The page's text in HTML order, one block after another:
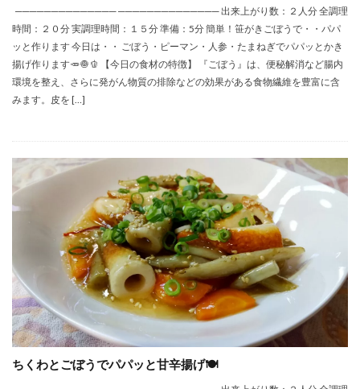
────────────── ────────────── 出来上がり数：２人分 全調理
時間：２０分 実調理時間：１５分 準備：5分 簡単！笹がきごぼうで・・パパ
ッと作ります 今日は・・ ごぼう・ピーマン・人参・たまねぎでパパッとかき
揚げ作ります🥕🧅🫑 【今日の食材の特徴】 『ごぼう』は、便秘解消など腸内
環境を整え、さらに発がん物質の排除などの効果がある食物繊維を豊富に含
みます。皮を […]
ちくわとごぼうでパパッと甘辛揚げ🍽️